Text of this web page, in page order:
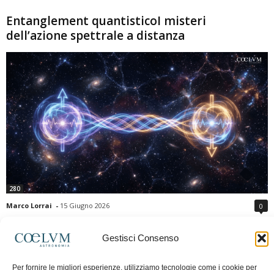
Gestisci Consenso
Per fornire le migliori esperienze, utilizziamo tecnologie come i cookie per
Entanglement quantisticoI misteri
dell’azione spettrale a distanza
280
Marco Lorrai - 15 Giugno 2026 0
moderna: due particelle possono mostrare correlazioni che sembrano ignorare
la distanza che le separa. Gli esperimenti e i teoremi di Bell hanno escluso le
previsioni della meccanica quantistica. Nonostante ciò, l'entanglement non